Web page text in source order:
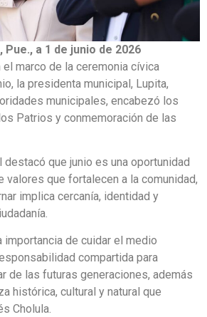
Pue., a 1 de junio de 2026
el marco de la ceremonia cívica
la presidenta municipal, Lupita,
municipales, encabezó los
Patrios y conmemoración de las
destacó que junio es una oportunidad
valores que fortalecen a la comunidad,
implica cercanía, identidad y
de cuidar el medio
compartida para
de las futuras generaciones, además
histórica, cultural y natural que
Cholula.